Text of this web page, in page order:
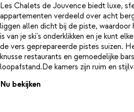
Les Chalets de Jouvence biedt luxe,
appartementen verdeeld over acht
liggen allen dicht bij de piste,
is van je ski's onderklikken en je kunt
de vers geprepareerde pistes suizen.
knusse restaurants en gemoedelijke
loopafstand.De kamers zijn ruim en
keuken kun je geweldige gerechten
Nu bekijken